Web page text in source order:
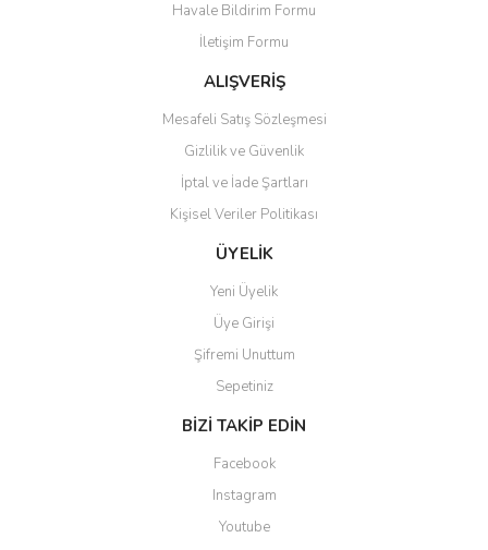
Havale Bildirim Formu
İletişim Formu
ALIŞVERİŞ
Mesafeli Satış Sözleşmesi
Gizlilik ve Güvenlik
İptal ve İade Şartları
Kişisel Veriler Politikası
ÜYELİK
Yeni Üyelik
Üye Girişi
Şifremi Unuttum
Sepetiniz
BİZİ TAKİP EDİN
Facebook
Instagram
Youtube